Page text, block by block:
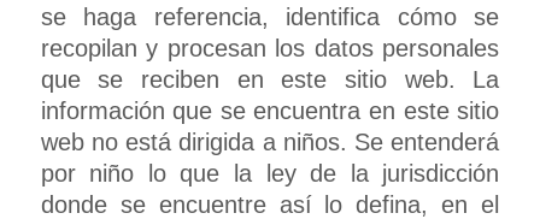
se haga referencia, identifica cómo se
recopilan y procesan los datos personales
que se reciben en este sitio web. La
información que se encuentra en este sitio
web no está dirigida a niños. Se entenderá
por niño lo que la ley de la jurisdicción
donde se encuentre así lo defina, en el